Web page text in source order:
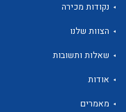
נקודות מכירה
הצוות שלנו
שאלות ותשובות
אודות
מאמרים